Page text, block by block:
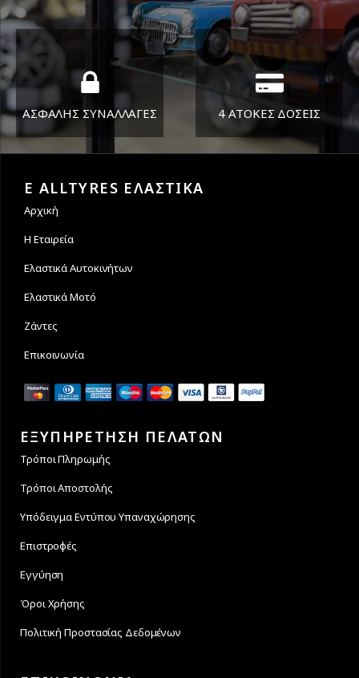
Όπου και αν είστε θα σας
στείλουμε τα ελαστικά σας
ΔΕΥ-ΠΑΡ 8:30-17:30
ΣΑΒ 8:30-13:30
ΑΣΦΑΛΗΣ ΣΥΝΑΛΛΑΓΕΣ 4 ΑΤΟΚΕΣ ΔΟΣΕΙΣ
E ALLTYRES ΕΛΑΣΤΙΚΑ
Αρχική
Η Εταιρεία
Ελαστικά Αυτοκινήτων
Ελαστικά Μοτό
Ζάντες
Επικοινωνία
ΕΞΥΠΗΡΕΤΗΣΗ ΠΕΛΑΤΩΝ
Τρόποι Πληρωμής
Τρόποι Αποστολής
Υπόδειγμα Εντύπου Υπαναχώρησης
Επιστροφές
Εγγύηση
Όροι Χρήσης
Πολιτική Προστασίας Δεδομένων